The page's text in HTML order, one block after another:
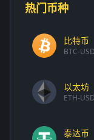
热门币种
比特币
BTC-
以太坊
ETH-
泰达币